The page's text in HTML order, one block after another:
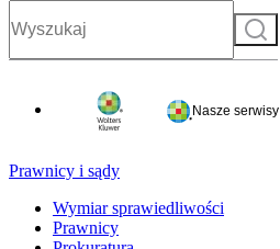
Szukaj
Nasze serwisy
Prawnicy i sądy
Wymiar sprawiedliwości
Prawnicy